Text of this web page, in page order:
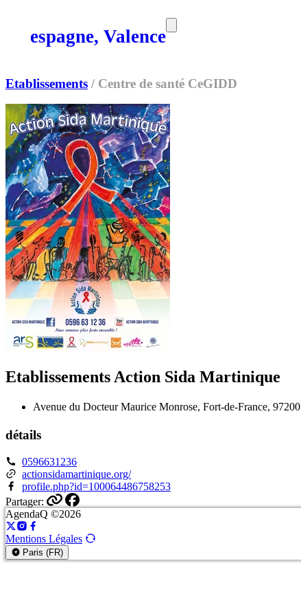
espagne, Valence
Etablissements / Centre de santé CeGIDD
Etablissements Action Sida Martinique
Avenue du Docteur Maurice Monrose, Fort-de-France, 97200
détails
0596631236
actionsidamartinique.org/
profile.php?id=100064486758253
Partager:
AgendaQ ©2026
Mentions Légales
Paris (FR)